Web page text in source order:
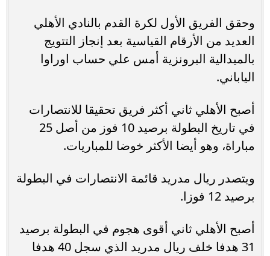
وحقق الفريق الأول لكرة القدم بالنادي الأهلي
العديد من الأرقام القياسية بعد إنجاز التتويج
بالميدالية البرونزية أمس علي حساب اوراوا
الياباني.
أصبح الأهلي ثاني أكثر فريق تحقيقا للانتصارات
في تاريخ البطولة برصيد 10 فوز من أصل 25
مباراة، وهو أيضا الأكثر خوضا للمباريات.
ويتصدر ريال مدريد قائمة الانتصارات في البطولة
برصيد 12 فوزا.
أصبح الأهلي ثاني أقوى هجوم في البطولة برصيد
31 هدفا خلف ريال مدريد الذي سجل 40 هدفا